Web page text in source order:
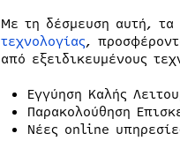
Με τη δέσμευση αυτή, τα
τεχνολογίας,
από εξειδικευμένους
Εγγύηση Καλής
Παρακολούθηση
Νέες online